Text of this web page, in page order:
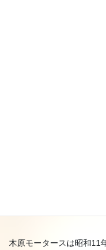
木原モータースは昭和11